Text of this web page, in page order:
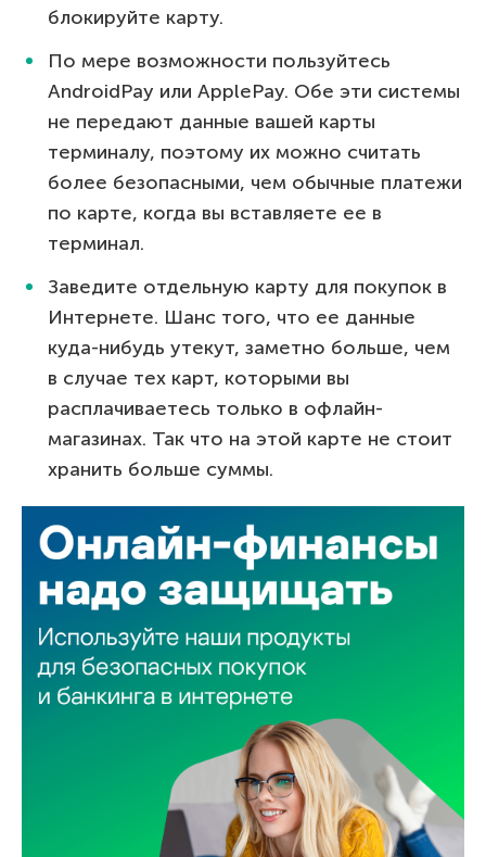
блокируйте карту.
По мере возможности пользуйтесь
AndroidPay или ApplePay. Обе эти системы
не передают данные вашей карты
терминалу, поэтому их можно считать
более безопасными, чем обычные платежи
по карте, когда вы вставляете ее в
терминал.
Заведите отдельную карту для покупок в
Интернете. Шанс того, что ее данные
куда-нибудь утекут, заметно больше, чем
в случае тех карт, которыми вы
расплачиваетесь только в офлайн-
магазинах. Так что на этой карте не стоит
хранить больше суммы.